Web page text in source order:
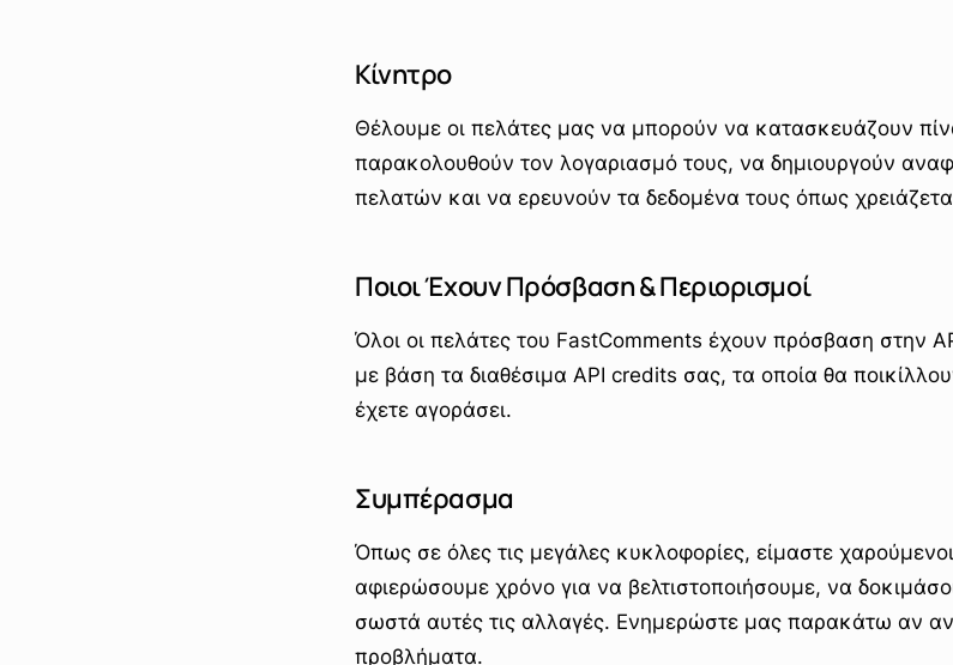
Κίνητρο
Θέλουμε οι πελάτες μας να μπορούν να κατασκευάζουν
παρακολουθούν τον λογαριασμό τους, να δημιουργούν
πελατών και να ερευνούν τα δεδομένα τους όπως
Ποιοι Έχουν Πρόσβαση & Περιορισμοί
Όλοι οι πελάτες του FastComments έχουν πρόσβαση στην
με βάση τα διαθέσιμα API credits σας, τα οποία θα
έχετε αγοράσει.
Συμπέρασμα
Όπως σε όλες τις μεγάλες κυκλοφορίες, είμαστε
αφιερώσουμε χρόνο για να βελτιστοποιήσουμε, να
σωστά αυτές τις αλλαγές. Ενημερώστε μας παρακάτω αν
προβλήματα.